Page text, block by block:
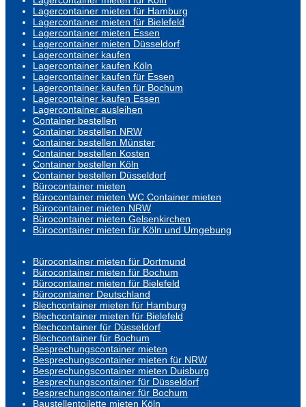
Lagercontainer mieten für Hamburg
Lagercontainer mieten für Bielefeld
Lagercontainer mieten Essen
Lagercontainer mieten Düsseldorf
Lagercontainer kaufen
Lagercontainer kaufen Köln
Lagercontainer kaufen für Essen
Lagercontainer kaufen für Bochum
Lagercontainer kaufen Essen
Lagercontainer ausleihen
Container bestellen
Container bestellen NRW
Container bestellen Münster
Container bestellen Kosten
Container bestellen Köln
Container bestellen Düsseldorf
Bürocontainer mieten
Bürocontainer mieten WC Container mieten
Bürocontainer mieten NRW
Bürocontainer mieten Gelsenkirchen
Bürocontainer mieten für Köln und Umgebung
Bürocontainer mieten für Dortmund
Bürocontainer mieten für Bochum
Bürocontainer mieten für Bielefeld
Bürocontainer Deutschland
Blechcontainer mieten für Hamburg
Blechcontainer mieten für Bielefeld
Blechcontainer für Düsseldorf
Blechcontainer für Bochum
Besprechungscontainer mieten
Besprechungscontainer mieten für NRW
Besprechungscontainer mieten Duisburg
Besprechungscontainer für Düsseldorf
Besprechungscontainer für Bochum
Baustellentoilette mieten Köln